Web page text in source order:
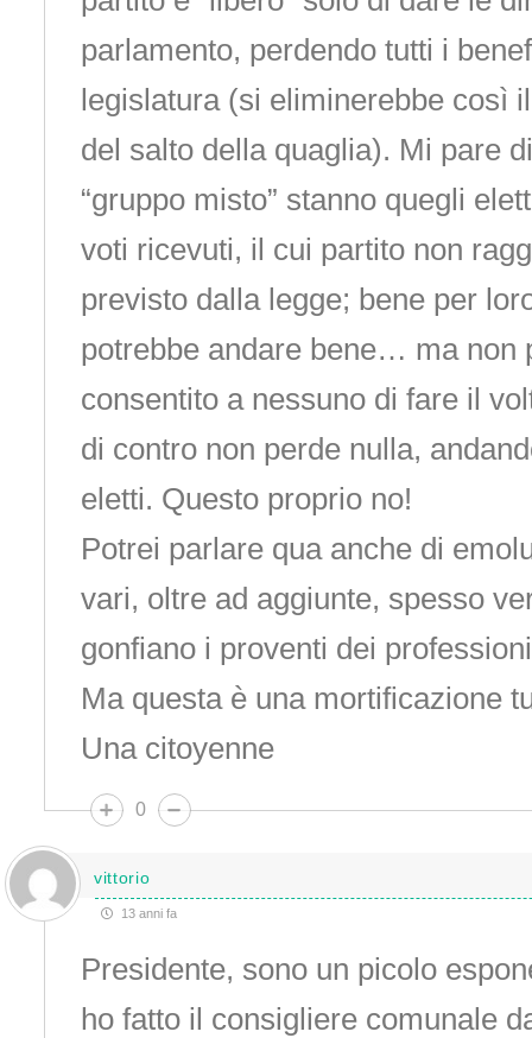
parlamento, perdendo tutti i
legislatura (si eliminerebbe così
del salto della quaglia). Mi pare
“gruppo misto” stanno quegli
voti ricevuti, il cui partito non
previsto dalla legge; bene per
potrebbe andare bene… ma non
consentito a nessuno di fare il
di contro non perde nulla,
eletti. Questo proprio no!
Potrei parlare qua anche di
vari, oltre ad aggiunte, spesso
gonfiano i proventi dei
Ma questa è una mortificazione
Una citoyenne
0
vittorio
13 anni fa
Presidente, sono un picolo
ho fatto il consigliere comunale